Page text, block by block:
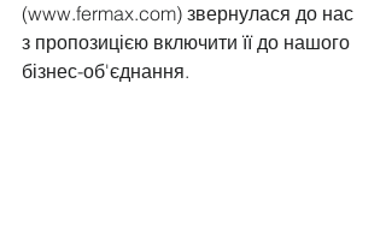
(www.fermax.com) звернулася до нас
з пропозицією включити її до нашого
бізнес-об'єднання.